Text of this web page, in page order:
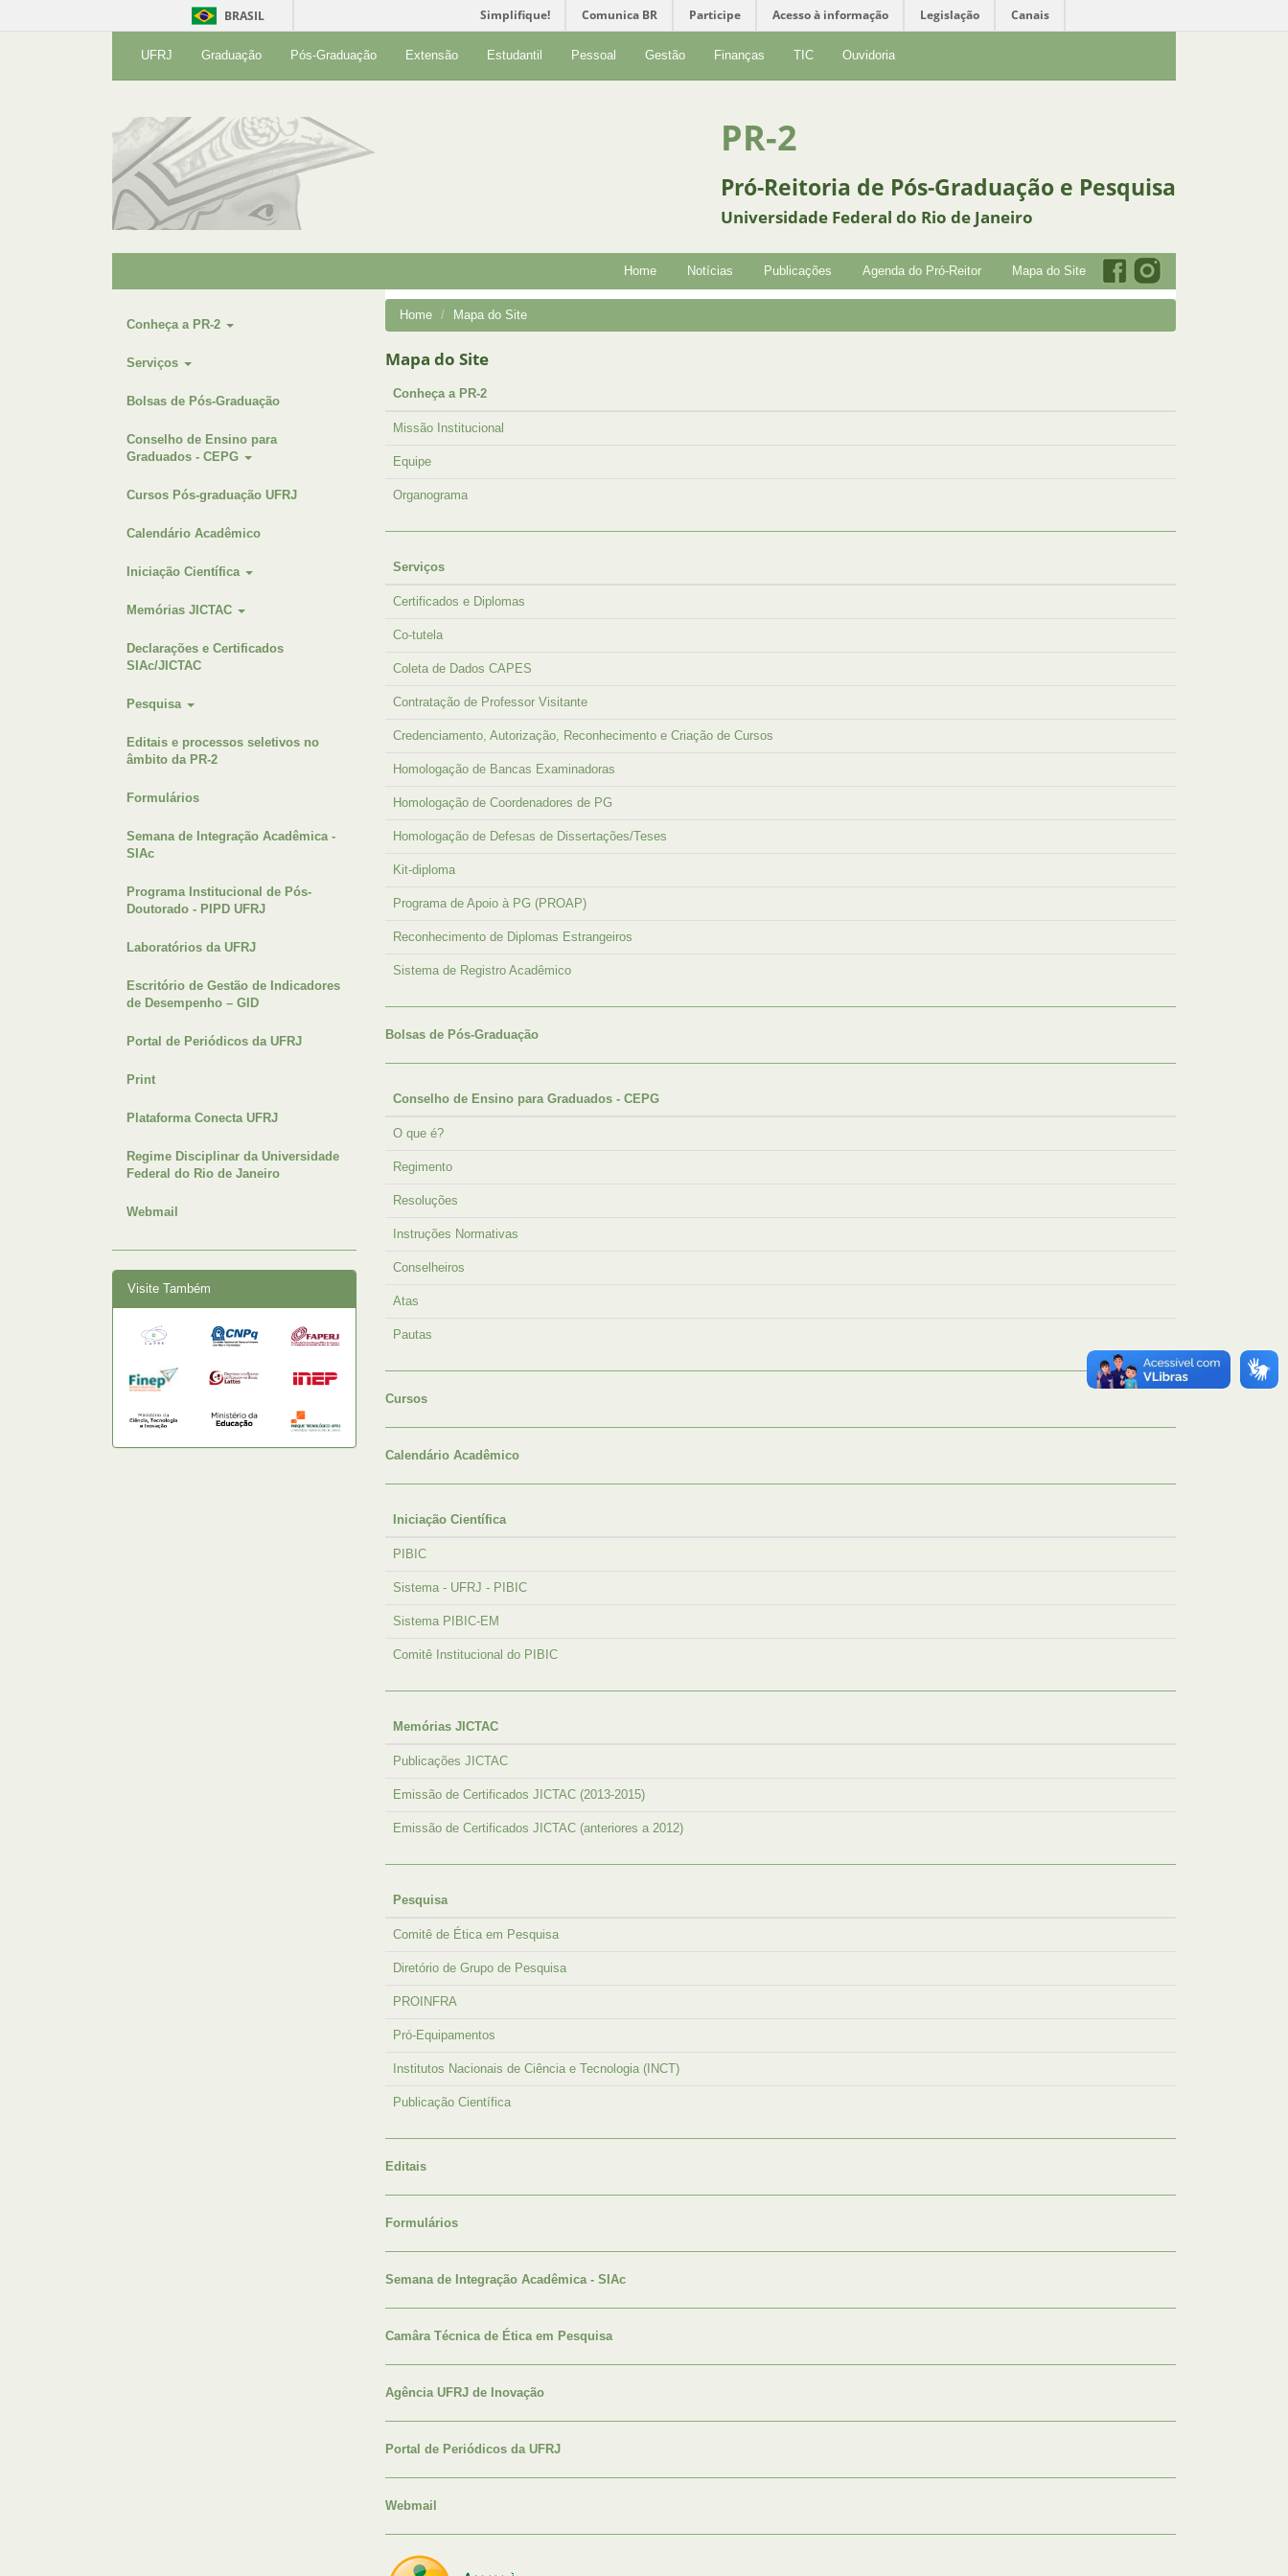
BRASIL Simplifique! Comunica BR Participe Acesso à informação Legislação Canais
UFRJ Graduação Pós-Graduação Extensão Estudantil Pessoal Gestão Finanças TIC Ouvidoria
PR-2
Pró-Reitoria de Pós-Graduação e Pesquisa
Universidade Federal do Rio de Janeiro
Home Notícias Publicações Agenda do Pró-Reitor Mapa do Site
Conheça a PR-2
Serviços
Bolsas de Pós-Graduação
Conselho de Ensino para
Graduados - CEPG
Cursos Pós-graduação UFRJ
Calendário Acadêmico
Iniciação Científica
Memórias JICTAC
Declarações e Certificados
SIAc/JICTAC
Pesquisa
Editais e processos seletivos no
âmbito da PR-2
Formulários
Semana de Integração Acadêmica -
SIAc
Programa Institucional de Pós-
Doutorado - PIPD UFRJ
Laboratórios da UFRJ
Escritório de Gestão de Indicadores
de Desempenho – GID
Portal de Periódicos da UFRJ
Print
Plataforma Conecta UFRJ
Regime Disciplinar da Universidade
Federal do Rio de Janeiro
Webmail
Visite Também
Home Mapa do Site
Mapa do Site
Conheça a PR-2
Missão Institucional
Equipe
Organograma
Serviços
Certificados e Diplomas
Co-tutela
Coleta de Dados CAPES
Contratação de Professor Visitante
Credenciamento, Autorização, Reconhecimento e Criação de Cursos
Homologação de Bancas Examinadoras
Homologação de Coordenadores de PG
Homologação de Defesas de Dissertações/Teses
Kit-diploma
Programa de Apoio à PG (PROAP)
Reconhecimento de Diplomas Estrangeiros
Sistema de Registro Acadêmico
Bolsas de Pós-Graduação
Conselho de Ensino para Graduados - CEPG
O que é?
Regimento
Resoluções
Instruções Normativas
Conselheiros
Atas
Pautas
Cursos
Calendário Acadêmico
Iniciação Científica
PIBIC
Sistema - UFRJ - PIBIC
Sistema PIBIC-EM
Comitê Institucional do PIBIC
Memórias JICTAC
Publicações JICTAC
Emissão de Certificados JICTAC (2013-2015)
Emissão de Certificados JICTAC (anteriores a 2012)
Pesquisa
Comitê de Ética em Pesquisa
Diretório de Grupo de Pesquisa
PROINFRA
Pró-Equipamentos
Institutos Nacionais de Ciência e Tecnologia (INCT)
Publicação Científica
Editais
Formulários
Semana de Integração Acadêmica - SIAc
Camâra Técnica de Ética em Pesquisa
Agência UFRJ de Inovação
Portal de Periódicos da UFRJ
Webmail